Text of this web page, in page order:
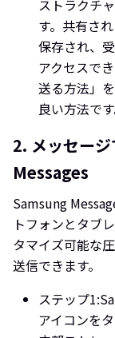
ストラクチ
す。共有さ
保存され、
アクセスで
送る方法」
良い方法です
2. メッセー
Messages
Samsung
トフォンとタブ
タマイズ可能な
送信できます。
ステップ1:
アイコンを